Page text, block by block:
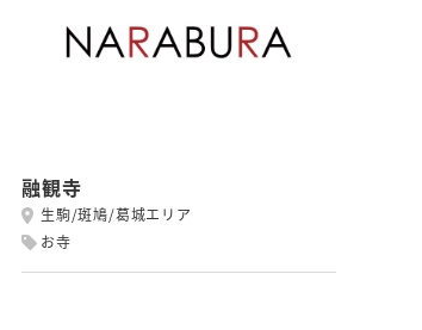
融観寺
生駒/斑鳩/葛城エリア
お寺